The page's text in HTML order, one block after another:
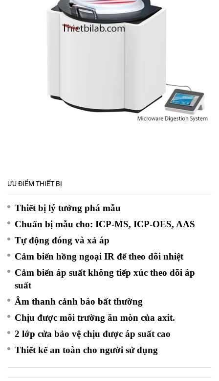
ƯU ĐIỂM THIẾT BỊ
Thiết bị lý tưởng phá mẫu
Chuẩn bị mẫu cho: ICP-MS, ICP-OES, AAS
Tự động đóng và xả áp
Cảm biến hồng ngoại IR để theo dõi nhiệt
Cảm biến áp suất không tiếp xúc theo dõi áp
suất
Âm thanh cảnh báo bất thường
Chịu được môi trường ăn mòn của axit.
2 lớp cửa bảo vệ chịu được áp suất cao
Thiết kế an toàn cho người sử dụng